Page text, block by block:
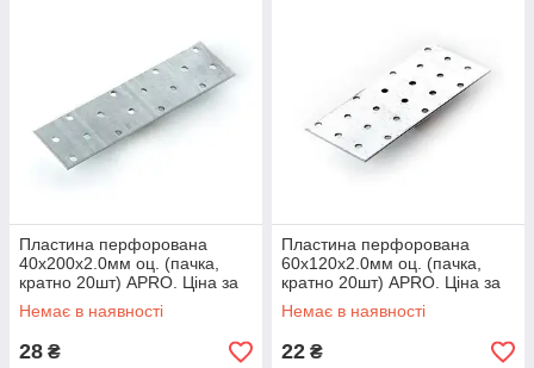
Пластина перфорована
40х200х2.0мм оц. (пачка,
кратно 20шт) APRO. Ціна за
1шт. Кратно пачці
Немає в наявності
28 ₴
Пластина перфорована
60х120х2.0мм оц. (пачка,
кратно 20шт) APRO. Ціна за
1шт. Кратно пачці
Немає в наявності
22 ₴